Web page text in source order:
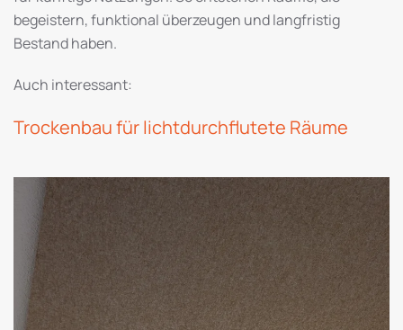
begeistern, funktional überzeugen und langfristig
Bestand haben.
Auch interessant:
Trockenbau für lichtdurchflutete Räume